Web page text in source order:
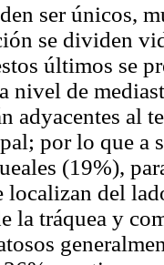
ser únicos,
se dividen
últimos se
nivel de
adyacentes al
por lo que a
(19%),
localizan del
la tráquea y